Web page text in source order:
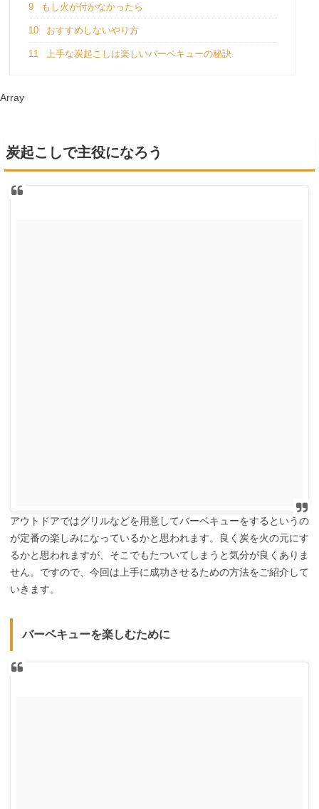
9 もし火が付かなかったら
10 おすすめしないやり方
11 上手な炭起こしは楽しいバーベキューの秘訣
Array
炭起こしで主役になろう
アウトドアではグリルなどを用意してバーベキューをするというの
が定番の楽しみになっているかと思われます。良く炭を火の元にす
るかと思われますが、そこでもたついてしまうと気分が良くありま
せん。ですので、今回は上手に成功させるための方法をご紹介して
いきます。
バーベキューを楽しむために